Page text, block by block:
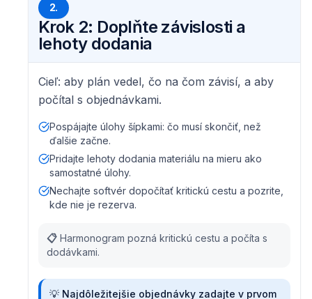
2.
Krok 2: Doplňte závislosti a
lehoty dodania
Cieľ: aby plán vedel, čo na čom závisí, a aby
počítal s objednávkami.
Pospájajte úlohy šípkami: čo musí skončiť, než
ďalšie začne.
Pridajte lehoty dodania materiálu na mieru ako
samostatné úlohy.
Nechajte softvér dopočítať kritickú cestu a pozrite,
kde nie je rezerva.
📋 Harmonogram pozná kritickú cestu a počíta s
dodávkami.
💡 Najdôležitejšie objednávky zadajte v prvom